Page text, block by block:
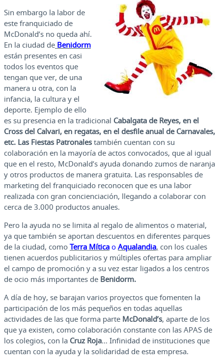
Sin embargo la labor de
este franquiciado de
McDonald’s no queda ahí.
En la ciudad de Benidorm
están presentes en casi
todos los eventos que
tengan que ver, de una
manera u otra, con la
infancia, la cultura y el
deporte. Ejemplo de ello
es su presencia en la tradicional Cabalgata de Reyes, en el
Cross del Calvari, en regatas, en el desfile anual de Carnavales,
etc. Las Fiestas Patronales también cuentan con su
colaboración en la mayoría de actos convocados, que al igual
que en el resto, McDonald’s ayuda donando zumos de naranja
y otros productos de manera gratuita. Las responsables de
marketing del franquiciado reconocen que es una labor
realizada con gran concienciación, llegando a colaborar con
cerca de 3.000 productos anuales.
Pero la ayuda no se limita al regalo de alimentos o material,
ya que también se aportan descuentos en diferentes parques
de la ciudad, como Terra Mítica o Aqualandia, con los cuales
tienen acuerdos publicitarios y múltiples ofertas para ampliar
el campo de promoción y a su vez estar ligados a los centros
de ocio más importantes de Benidorm.
A día de hoy, se barajan varios proyectos que fomenten la
participación de los más pequeños en todas aquellas
actividades de las que forma parte McDonald’s, aparte de los
que ya existen, como colaboración constante con las APAS de
los colegios, con la Cruz Roja… Infinidad de instituciones que
cuentan con la ayuda y la solidaridad de esta empresa.